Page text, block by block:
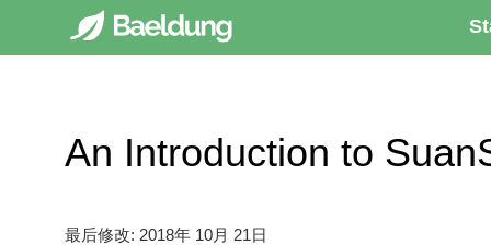
An Introduction to
最后修改: 2018年 10月 21日